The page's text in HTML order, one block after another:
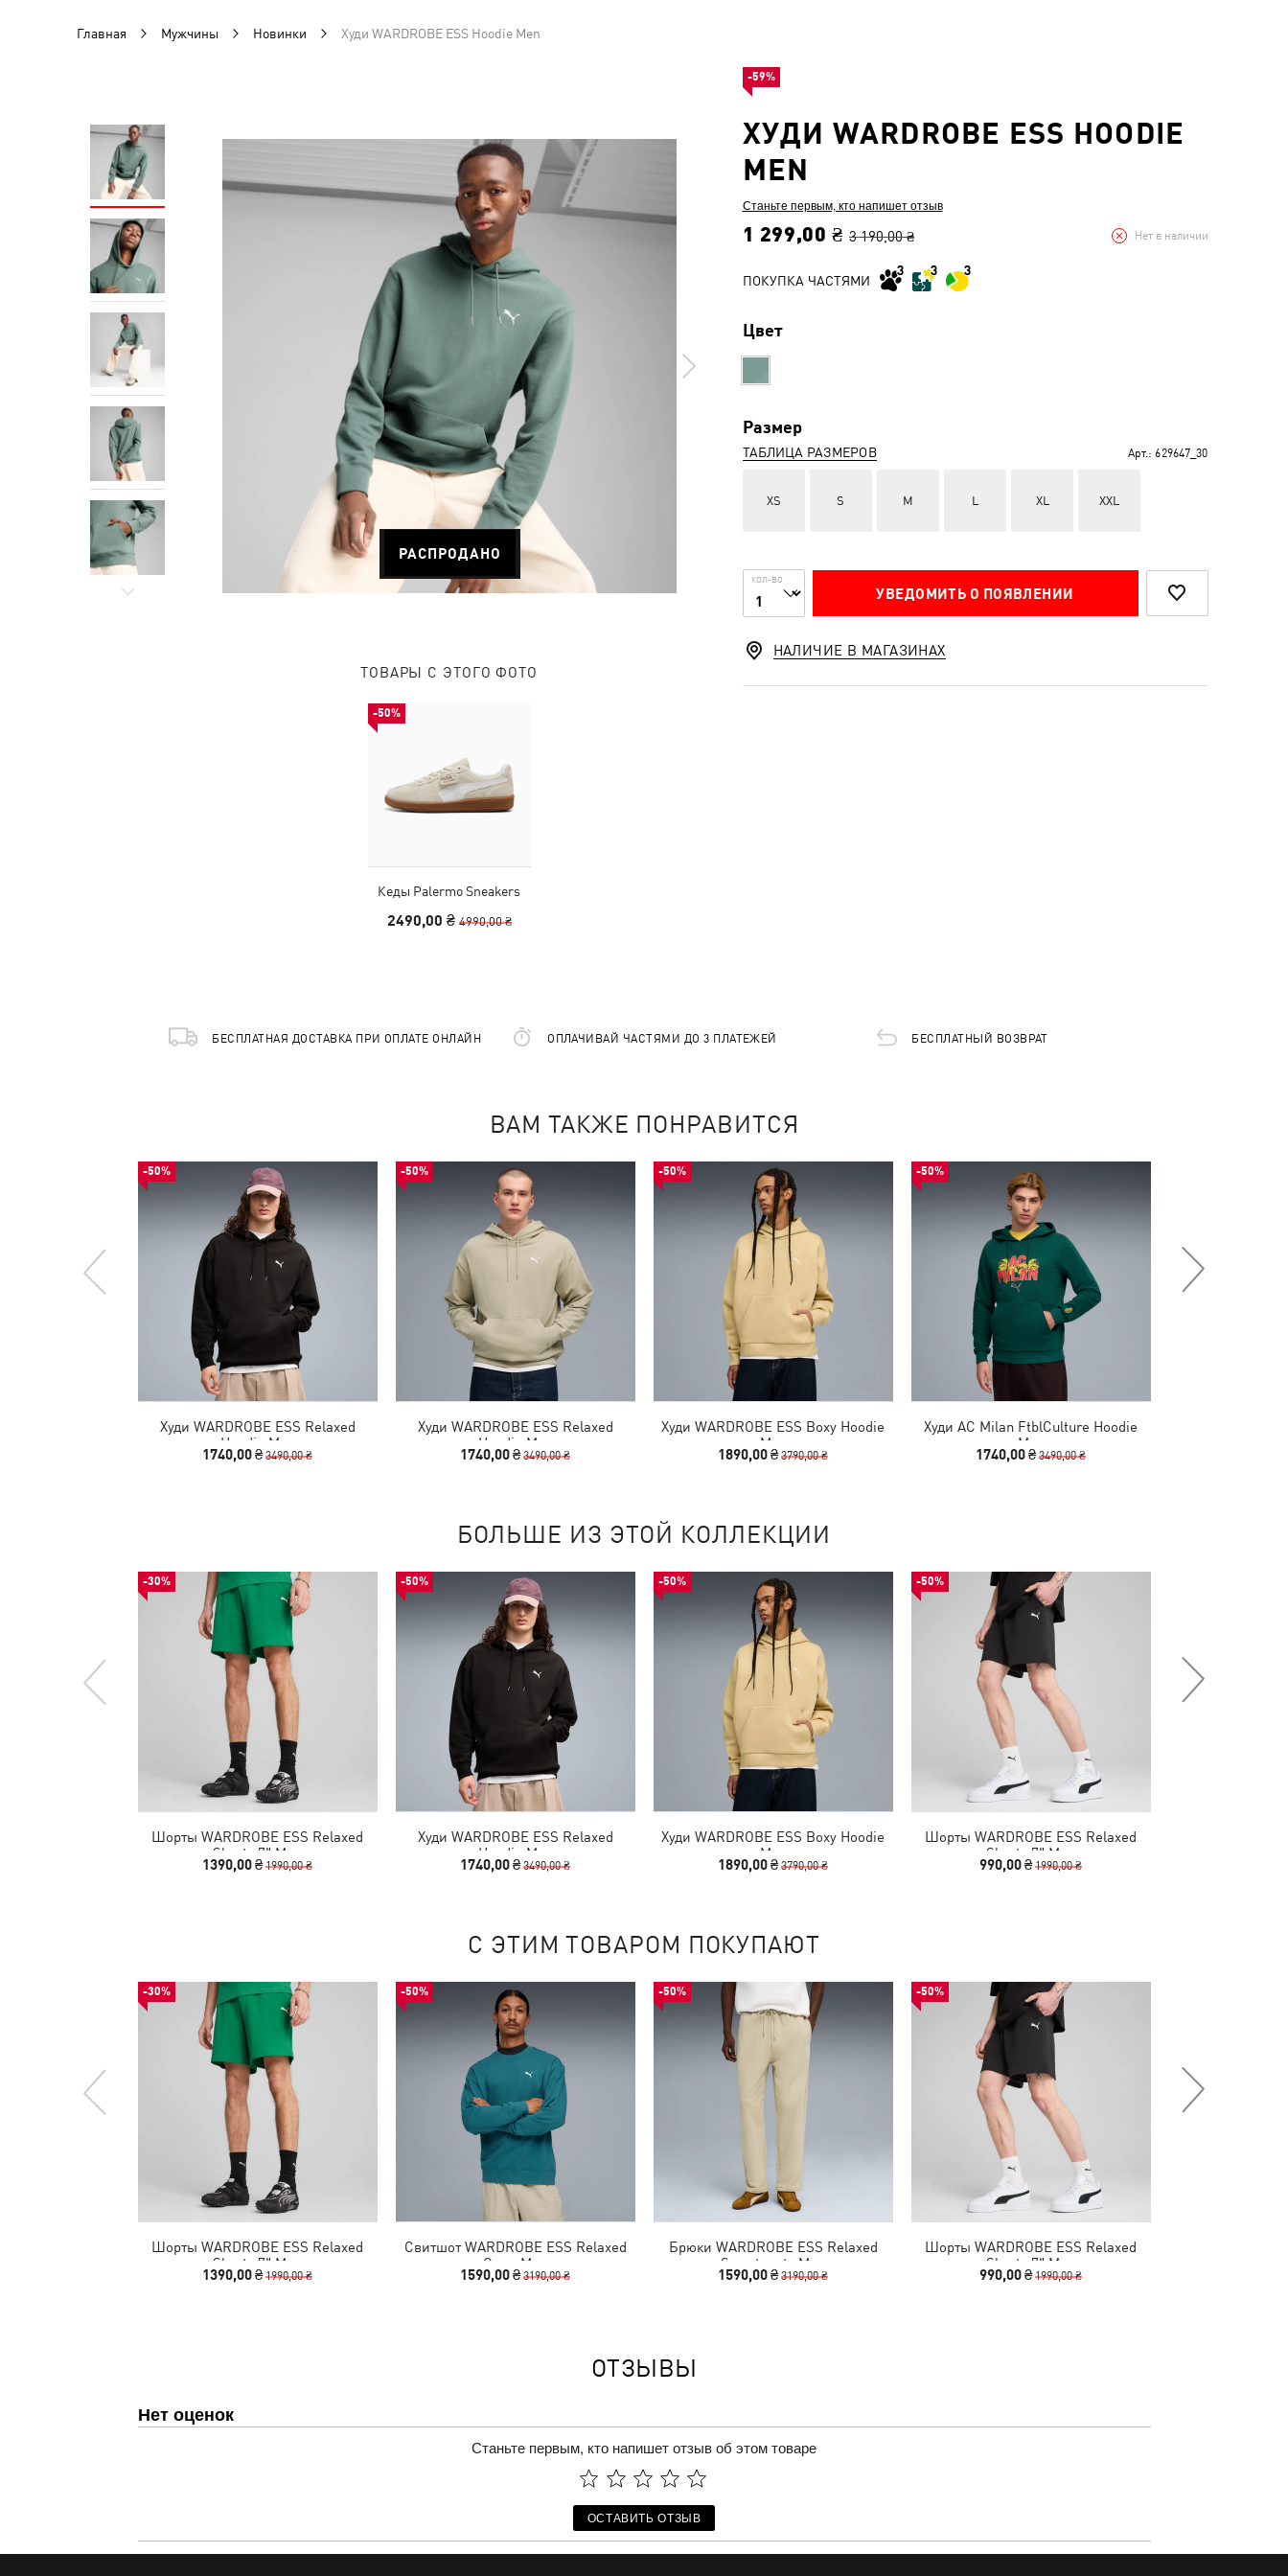
Главная Мужчины Новинки Худи WARDROBE ESS Hoodie Men
РАСПРОДАНО
ТОВАРЫ С ЭТОГО ФОТО
-50%
Кеды Palermo Sneakers
2490,00 ₴ 4990,00 ₴
ХУДИ WARDROBE ESS HOODIE
MEN
Станьте первым, кто напишет отзыв
1 299,00 ₴ 3 190,00 ₴ Нет в наличии
ПОКУПКА ЧАСТЯМИ
Цвет
Размер
ТАБЛИЦА РАЗМЕРОВ Арт.: 629647_30
XS S M L XL XXL
КОЛ-ВО
УВЕДОМИТЬ О ПОЯВЛЕНИИ
-59%
НАЛИЧИЕ В МАГАЗИНАХ
БЕСПЛАТНАЯ ДОСТАВКА ПРИ ОПЛАТЕ ОНЛАЙН ОПЛАЧИВАЙ ЧАСТЯМИ ДО 3 ПЛАТЕЖЕЙ БЕСПЛАТНЫЙ ВОЗВРАТ
ВАМ ТАКЖЕ ПОНРАВИТСЯ
-50%
Худи WARDROBE ESS Relaxed
Hoodie Men
1740,00 ₴3490,00 ₴
-50%
Худи WARDROBE ESS Relaxed
Hoodie Men
1740,00 ₴3490,00 ₴
-50%
Худи WARDROBE ESS Boxy Hoodie
Men
1890,00 ₴3790,00 ₴
-50%
Худи AC Milan FtblCulture Hoodie
Men
1740,00 ₴3490,00 ₴
БОЛЬШЕ ИЗ ЭТОЙ КОЛЛЕКЦИИ
-30%
Шорты WARDROBE ESS Relaxed
Shorts 7" Men
1390,00 ₴1990,00 ₴
-50%
Худи WARDROBE ESS Relaxed
Hoodie Men
1740,00 ₴3490,00 ₴
-50%
Худи WARDROBE ESS Boxy Hoodie
Men
1890,00 ₴3790,00 ₴
-50%
Шорты WARDROBE ESS Relaxed
Shorts 7" Men
990,00 ₴1990,00 ₴
С ЭТИМ ТОВАРОМ ПОКУПАЮТ
-30%
Шорты WARDROBE ESS Relaxed
Shorts 7" Men
1390,00 ₴1990,00 ₴
-50%
Свитшот WARDROBE ESS Relaxed
Crew Men
1590,00 ₴3190,00 ₴
-50%
Брюки WARDROBE ESS Relaxed
Sweatpants Men
1590,00 ₴3190,00 ₴
-50%
Шорты WARDROBE ESS Relaxed
Shorts 7" Men
990,00 ₴1990,00 ₴
ОТЗЫВЫ
Нет оценок
Станьте первым, кто напишет отзыв об этом товаре
ОСТАВИТЬ ОТЗЫВ